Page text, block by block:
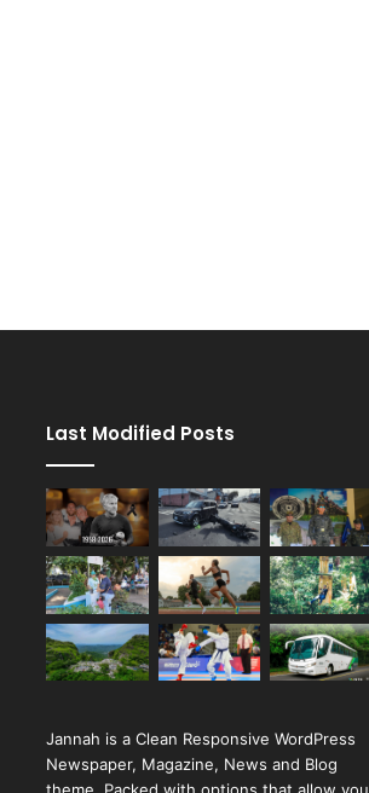
Last Modified Posts
Jannah is a Clean Responsive WordPress
Newspaper, Magazine, News and Blog